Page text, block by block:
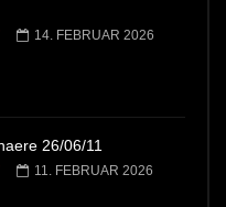
14. FEBRUAR 2026
26/06/11
11. FEBRUAR 2026